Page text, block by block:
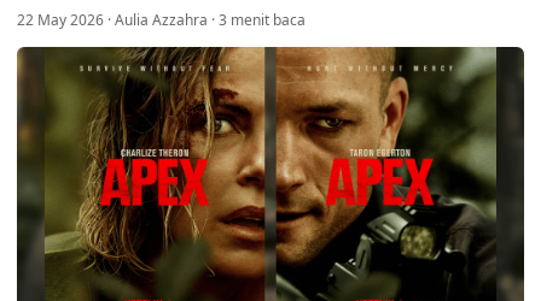
22 May 2026 ·Aulia Azzahra ·3 menit baca